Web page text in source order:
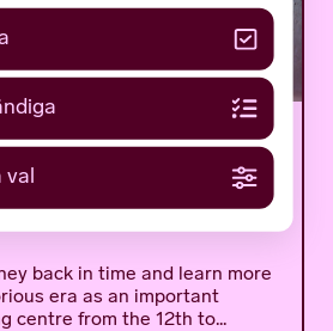
2026: A
Medieval
back in time and learn more
era as an important
centre from the 12th to...
val